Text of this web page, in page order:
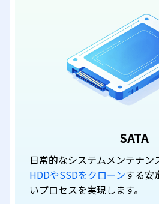
SATA
日常的なシステムメンテナン
HDDやSSDをクローンする安
いプロセスを実現します。